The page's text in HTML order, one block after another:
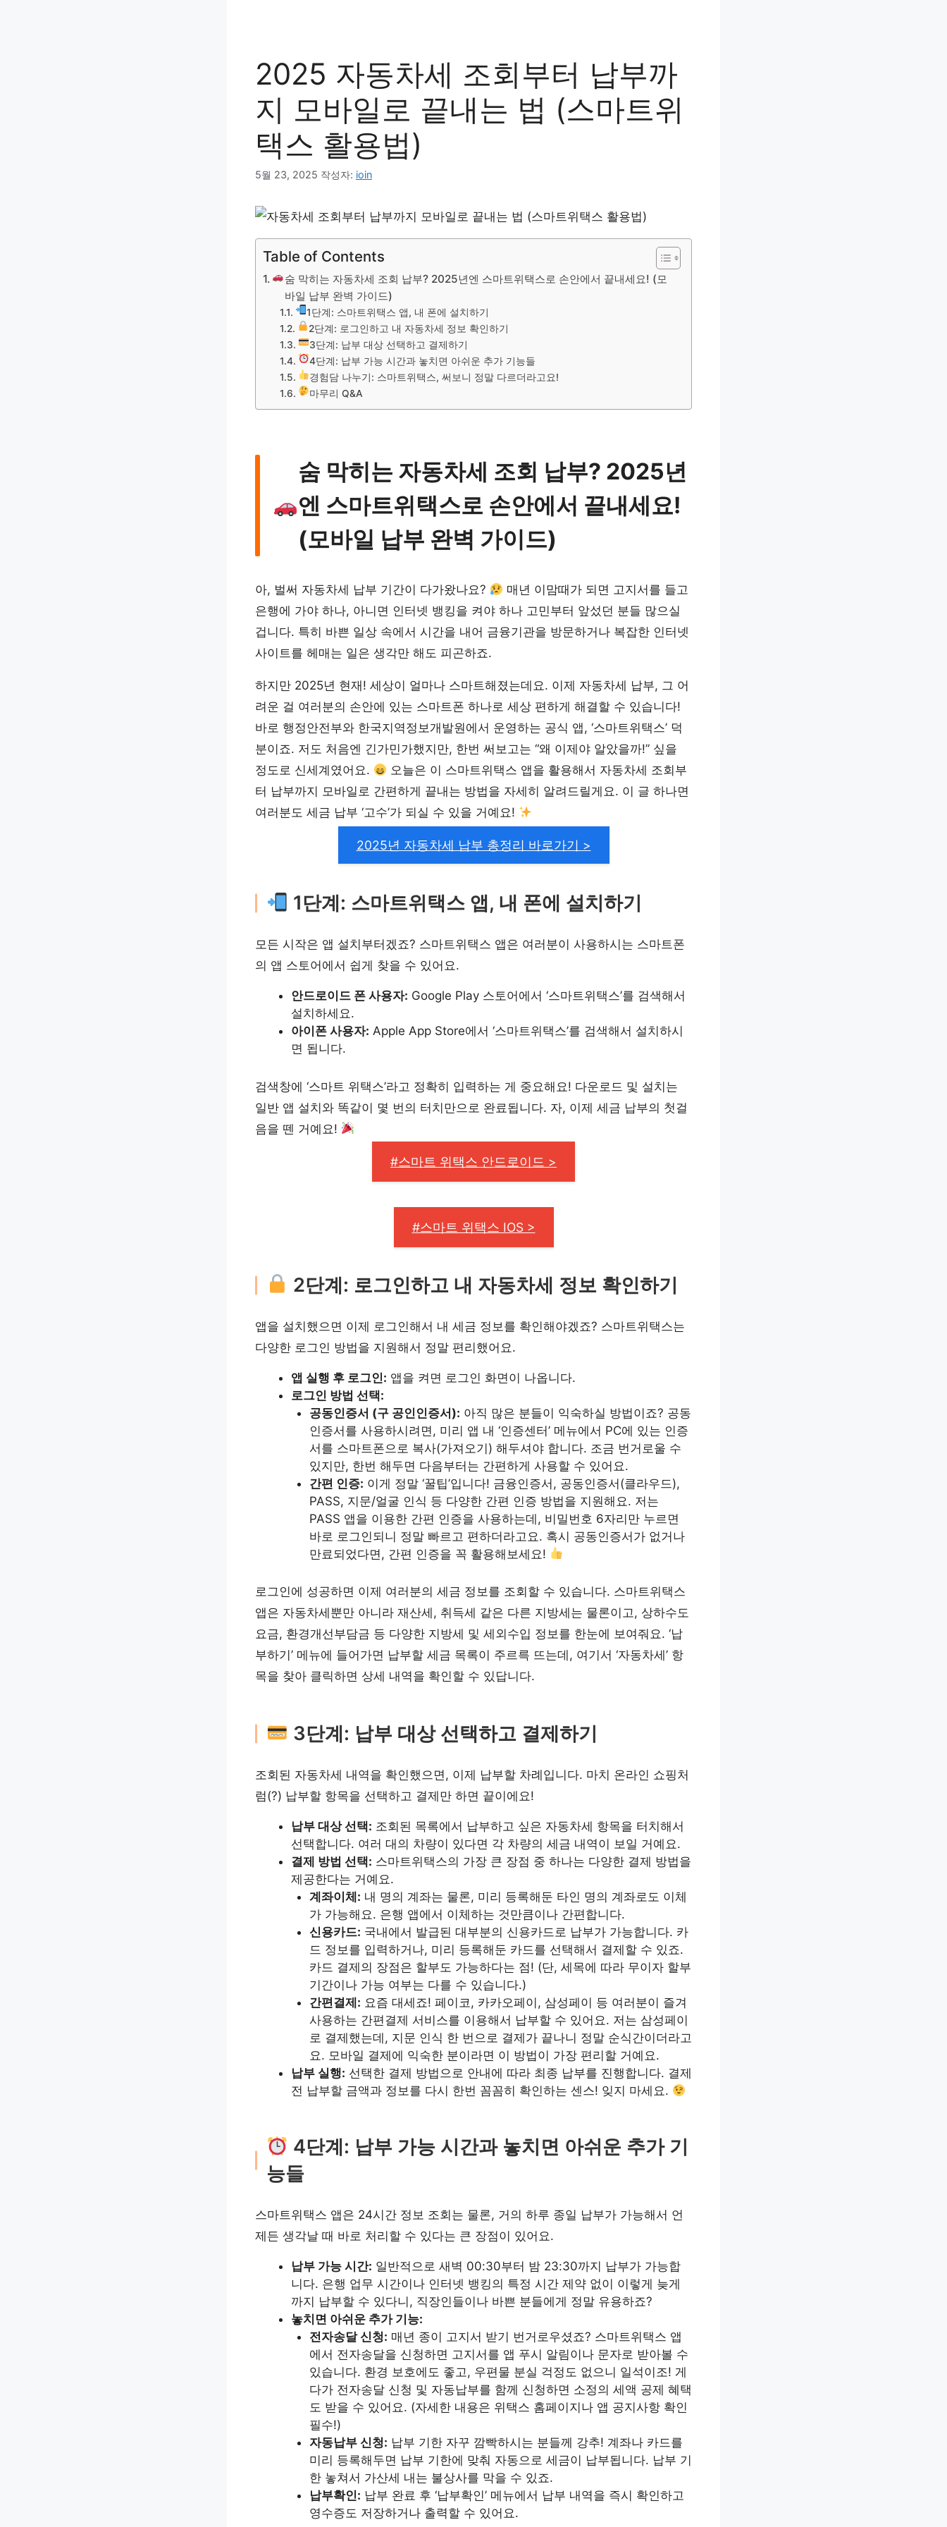
2025 자동차세 조회부터 납부까
지 모바일로 끝내는 법 (스마트위
택스 활용법)
5월 23, 2025 작성자: ioin
Table of Contents
숨 막히는 자동차세 조회 납부? 2025년엔 스마트위택스로 손안에서 끝내세요! (모
바일 납부 완벽 가이드)
1단계: 스마트위택스 앱, 내 폰에 설치하기
2단계: 로그인하고 내 자동차세 정보 확인하기
3단계: 납부 대상 선택하고 결제하기
4단계: 납부 가능 시간과 놓치면 아쉬운 추가 기능들
경험담 나누기: 스마트위택스, 써보니 정말 다르더라고요!
마무리 Q&A
숨 막히는 자동차세 조회 납부? 2025년
엔 스마트위택스로 손안에서 끝내세요!
(모바일 납부 완벽 가이드)
아, 벌써 자동차세 납부 기간이 다가왔나요?
매년 이맘때가 되면 고지서를 들고
은행에 가야 하나, 아니면 인터넷 뱅킹을 켜야 하나 고민부터 앞섰던 분들 많으실
겁니다. 특히 바쁜 일상 속에서 시간을 내어 금융기관을 방문하거나 복잡한 인터넷
사이트를 헤매는 일은 생각만 해도 피곤하죠.
하지만 2025년 현재! 세상이 얼마나 스마트해졌는데요. 이제 자동차세 납부, 그 어
려운 걸 여러분의 손안에 있는 스마트폰 하나로 세상 편하게 해결할 수 있습니다!
바로 행정안전부와 한국지역정보개발원에서 운영하는 공식 앱, ‘스마트위택스’ 덕
분이죠. 저도 처음엔 긴가민가했지만, 한번 써보고는 “왜 이제야 알았을까!” 싶을
정도로 신세계였어요.
오늘은 이 스마트위택스 앱을 활용해서 자동차세 조회부
터 납부까지 모바일로 간편하게 끝내는 방법을 자세히 알려드릴게요. 이 글 하나면
여러분도 세금 납부 ‘고수’가 되실 수 있을 거예요!
2025년 자동차세 납부 총정리 바로가기 >
1단계: 스마트위택스 앱, 내 폰에 설치하기
모든 시작은 앱 설치부터겠죠? 스마트위택스 앱은 여러분이 사용하시는 스마트폰
의 앱 스토어에서 쉽게 찾을 수 있어요.
안드로이드 폰 사용자: Google Play 스토어에서 ‘스마트위택스’를 검색해서
설치하세요.
아이폰 사용자: Apple App Store에서 ‘스마트위택스’를 검색해서 설치하시
면 됩니다.
검색창에 ‘스마트 위택스’라고 정확히 입력하는 게 중요해요! 다운로드 및 설치는
일반 앱 설치와 똑같이 몇 번의 터치만으로 완료됩니다. 자, 이제 세금 납부의 첫걸
음을 뗀 거예요!
#스마트 위택스 안드로이드 >
#스마트 위택스 IOS >
2단계: 로그인하고 내 자동차세 정보 확인하기
앱을 설치했으면 이제 로그인해서 내 세금 정보를 확인해야겠죠? 스마트위택스는
다양한 로그인 방법을 지원해서 정말 편리했어요.
앱 실행 후 로그인: 앱을 켜면 로그인 화면이 나옵니다.
로그인 방법 선택:
공동인증서 (구 공인인증서): 아직 많은 분들이 익숙하실 방법이죠? 공동
인증서를 사용하시려면, 미리 앱 내 ‘인증센터’ 메뉴에서 PC에 있는 인증
서를 스마트폰으로 복사(가져오기) 해두셔야 합니다. 조금 번거로울 수
있지만, 한번 해두면 다음부터는 간편하게 사용할 수 있어요.
간편 인증: 이게 정말 ‘꿀팁’입니다! 금융인증서, 공동인증서(클라우드),
PASS, 지문/얼굴 인식 등 다양한 간편 인증 방법을 지원해요. 저는
PASS 앱을 이용한 간편 인증을 사용하는데, 비밀번호 6자리만 누르면
바로 로그인되니 정말 빠르고 편하더라고요. 혹시 공동인증서가 없거나
만료되었다면, 간편 인증을 꼭 활용해보세요!
로그인에 성공하면 이제 여러분의 세금 정보를 조회할 수 있습니다. 스마트위택스
앱은 자동차세뿐만 아니라 재산세, 취득세 같은 다른 지방세는 물론이고, 상하수도
요금, 환경개선부담금 등 다양한 지방세 및 세외수입 정보를 한눈에 보여줘요. ‘납
부하기’ 메뉴에 들어가면 납부할 세금 목록이 주르륵 뜨는데, 여기서 ‘자동차세’ 항
목을 찾아 클릭하면 상세 내역을 확인할 수 있답니다.
3단계: 납부 대상 선택하고 결제하기
조회된 자동차세 내역을 확인했으면, 이제 납부할 차례입니다. 마치 온라인 쇼핑처
럼(?) 납부할 항목을 선택하고 결제만 하면 끝이에요!
납부 대상 선택: 조회된 목록에서 납부하고 싶은 자동차세 항목을 터치해서
선택합니다. 여러 대의 차량이 있다면 각 차량의 세금 내역이 보일 거예요.
결제 방법 선택: 스마트위택스의 가장 큰 장점 중 하나는 다양한 결제 방법을
제공한다는 거예요.
계좌이체: 내 명의 계좌는 물론, 미리 등록해둔 타인 명의 계좌로도 이체
가 가능해요. 은행 앱에서 이체하는 것만큼이나 간편합니다.
신용카드: 국내에서 발급된 대부분의 신용카드로 납부가 가능합니다. 카
드 정보를 입력하거나, 미리 등록해둔 카드를 선택해서 결제할 수 있죠.
카드 결제의 장점은 할부도 가능하다는 점! (단, 세목에 따라 무이자 할부
기간이나 가능 여부는 다를 수 있습니다.)
간편결제: 요즘 대세죠! 페이코, 카카오페이, 삼성페이 등 여러분이 즐겨
사용하는 간편결제 서비스를 이용해서 납부할 수 있어요. 저는 삼성페이
로 결제했는데, 지문 인식 한 번으로 결제가 끝나니 정말 순식간이더라고
요. 모바일 결제에 익숙한 분이라면 이 방법이 가장 편리할 거예요.
납부 실행: 선택한 결제 방법으로 안내에 따라 최종 납부를 진행합니다. 결제
전 납부할 금액과 정보를 다시 한번 꼼꼼히 확인하는 센스! 잊지 마세요.
4단계: 납부 가능 시간과 놓치면 아쉬운 추가 기
능들
스마트위택스 앱은 24시간 정보 조회는 물론, 거의 하루 종일 납부가 가능해서 언
제든 생각날 때 바로 처리할 수 있다는 큰 장점이 있어요.
납부 가능 시간: 일반적으로 새벽 00:30부터 밤 23:30까지 납부가 가능합
니다. 은행 업무 시간이나 인터넷 뱅킹의 특정 시간 제약 없이 이렇게 늦게
까지 납부할 수 있다니, 직장인들이나 바쁜 분들에게 정말 유용하죠?
놓치면 아쉬운 추가 기능:
전자송달 신청: 매년 종이 고지서 받기 번거로우셨죠? 스마트위택스 앱
에서 전자송달을 신청하면 고지서를 앱 푸시 알림이나 문자로 받아볼 수
있습니다. 환경 보호에도 좋고, 우편물 분실 걱정도 없으니 일석이조! 게
다가 전자송달 신청 및 자동납부를 함께 신청하면 소정의 세액 공제 혜택
도 받을 수 있어요. (자세한 내용은 위택스 홈페이지나 앱 공지사항 확인
필수!)
자동납부 신청: 납부 기한 자꾸 깜빡하시는 분들께 강추! 계좌나 카드를
미리 등록해두면 납부 기한에 맞춰 자동으로 세금이 납부됩니다. 납부 기
한 놓쳐서 가산세 내는 불상사를 막을 수 있죠.
납부확인: 납부 완료 후 ‘납부확인’ 메뉴에서 납부 내역을 즉시 확인하고
영수증도 저장하거나 출력할 수 있어요.